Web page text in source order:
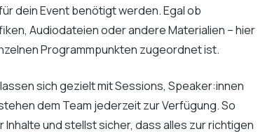
dein Event benötigt werden. Egal ob
Audiodateien oder andere Materialien – hier
Programmpunkten zugeordnet ist.
sich gezielt mit Sessions, Speaker:innen
dem Team jederzeit zur Verfügung. So
Inhalte und stellst sicher, dass alles zur richtigen